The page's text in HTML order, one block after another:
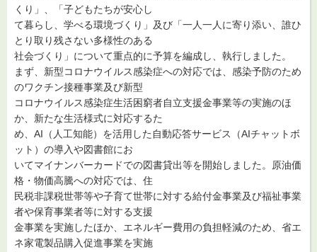
くり」、「子どもたちが安心し
て暮らし、学べる環境づくり」及び「一人一人に寄り添い、誰ひ
とり取り残さない多様性のある
社会づくり」について重点的に予算を編成し、執行しました。
まず、新型コロナウイルス感染症への対応では、感染予防のため
のワクチン接種事業及び新型
コロナウイルス感染症生活困窮者自立支援金事業等の実施のほ
か、新たな生活様式に対応するた
め、AI（人工知能）を活用した自動応答サービス（AIチャットボ
ット）の導入や図書館にお
いてマイナンバーカードでの図書貸出等を開始しました。原油価
格・物価高騰への対応では、住
民税非課税世帯等や子育て世帯に対する給付金事業及び福祉事業
者や保育事業者等に対する支援
金事業を実施したほか、エネルギー費用の負担軽減のため、省エ
ネ家電製品購入促進事業を実施